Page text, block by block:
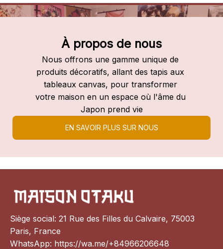
À propos de nous
Nous offrons une gamme unique de
produits décoratifs, allant des tapis aux
tableaux canvas, pour transformer
votre maison en un espace où l'âme du
Japon prend vie
EN SAVOIR PLUS SUR NOUS
Siège social: 21 Rue des Filles du Calvaire, 75003
Paris, France
WhatsApp: https://wa.me/+84966206648